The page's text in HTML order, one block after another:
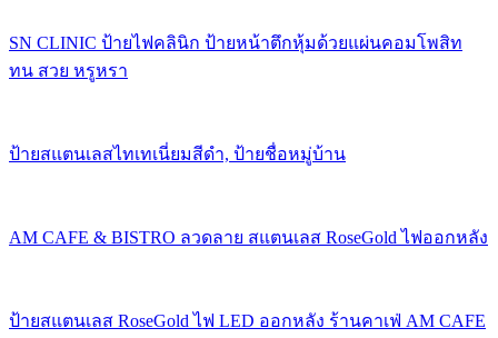
SN CLINIC ป้ายไฟคลินิก ป้ายหน้าตึกหุ้มด้วยแผ่นคอมโพสิท
ทน สวย หรูหรา
ป้ายสแตนเลสไทเทเนี่ยมสีดำ, ป้ายชื่อหมู่บ้าน
AM CAFE & BISTRO ลวดลาย สแตนเลส RoseGold ไฟออกหลัง
ป้ายสแตนเลส RoseGold ไฟ LED ออกหลัง ร้านคาเฟ่ AM CAFE